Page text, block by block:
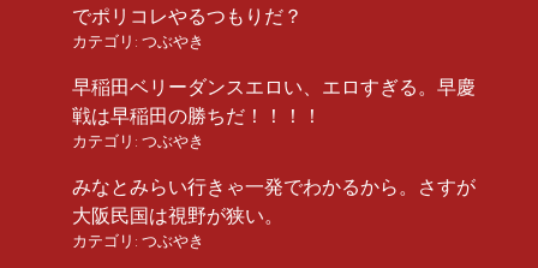
でポリコレやるつもりだ？
カテゴリ: つぶやき
早稲田ベリーダンスエロい、エロすぎる。早慶
戦は早稲田の勝ちだ！！！！
カテゴリ: つぶやき
みなとみらい行きゃ一発でわかるから。さすが
大阪民国は視野が狭い。
カテゴリ: つぶやき